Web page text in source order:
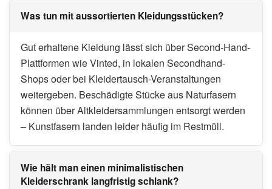
Was tun mit aussortierten Kleidungsstücken?
Gut erhaltene Kleidung lässt sich über Second-Hand-
Plattformen wie Vinted, in lokalen Secondhand-
Shops oder bei Kleidertausch-Veranstaltungen
weitergeben. Beschädigte Stücke aus Naturfasern
können über Altkleidersammlungen entsorgt werden
– Kunstfasern landen leider häufig im Restmüll.
Wie hält man einen minimalistischen
Kleiderschrank langfristig schlank?